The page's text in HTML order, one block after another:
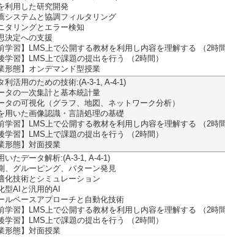
用した研究開発
システムと協調フィルタリング
タリングとエラー検知
決定への支援
学習】LMS上で公開する教材を利用し内容を理解する （2時間
学習】LMS上で課題の提出を行う （2時間）
形態】オンデマンド型授業
利活用のための技術:(A-3-1, A-4-1)
タの一次集計と基本統計量
の可視化（グラフ、地図、ネットワーク分析）
いた画像認識・言語処理の基礎
学習】LMS上で公開する教材を利用し内容を理解する （2時間
学習】LMS上で課題の提出を行う （2時間）
形態】対面授業
いたデータ解析:(A-3-1, A-4-1)
、グルーピング、パターン発見
化技術とシミュレーション
型AIと汎用的AI
ルベースアプローチと自動化技術
学習】LMS上で公開する教材を利用し内容を理解する （2時間
学習】LMS上で課題の提出を行う （2時間）
形態】対面授業